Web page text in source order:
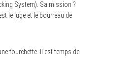
System). Sa mission ?
le juge et le bourreau de
fourchette. Il est temps de